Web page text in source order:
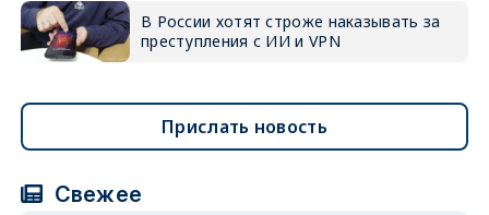
В России хотят строже наказывать за
преступления с ИИ и VPN
Прислать новость
Свежее